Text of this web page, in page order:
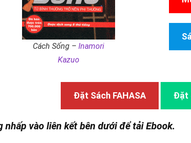
Cách Sống – Inamori
Kazuo
Đặt Sách FAHASA Đặt
nhấp vào liên kết bên dưới để tải Ebook.